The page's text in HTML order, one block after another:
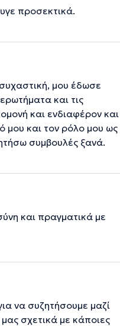
προσεκτικά.
μου έδωσε
και τις
και ενδιαφέρον και
μου και τον ρόλο μου ως
συμβουλές ξανά.
και πραγματικά με
να συζητήσουμε μαζί
σχετικά με κάποιες